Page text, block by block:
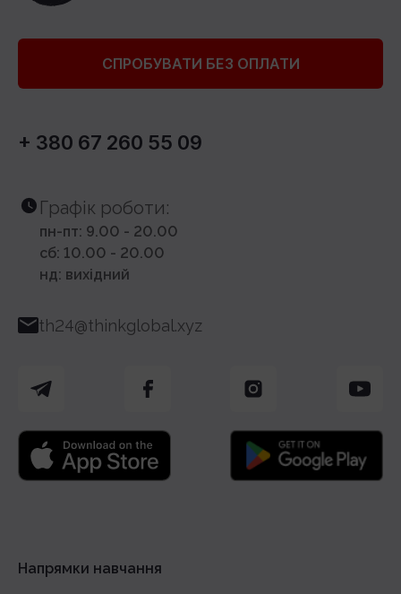
СПРОБУВАТИ БЕЗ ОПЛАТИ
+ 380 67 260 55 09
th24@thinkglobal.xyz
Графік роботи:
пн-пт: 9.00 - 20.00
сб: 10.00 - 20.00
нд: вихідний
Напрямки навчання